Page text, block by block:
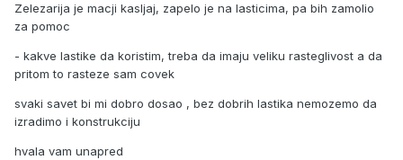
Zelezarija je macji kasljaj, zapelo je na lasticima, pa bih zamolio
za pomoc
- kakve lastike da koristim, treba da imaju veliku rasteglivost a da
pritom to rasteze sam covek
svaki savet bi mi dobro dosao , bez dobrih lastika nemozemo da
izradimo i konstrukciju
hvala vam unapred